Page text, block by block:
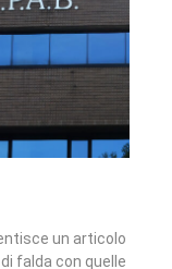
un articolo
falda con quelle